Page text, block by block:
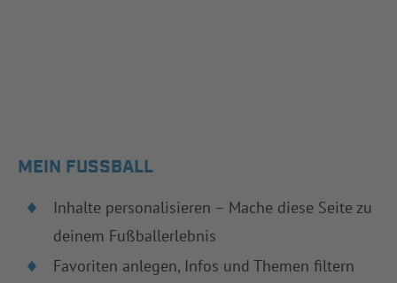
MEIN FUSSBALL
Inhalte personalisieren – Mache diese Seite zu
deinem Fußballerlebnis
Favoriten anlegen, Infos und Themen filtern